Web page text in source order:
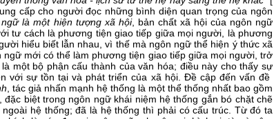
cấp cho người đọc những bình diện quan trọng của ngôn
là một hiện tượng xã hội, bản chất xã hội của ngôn ngữ
tư cách là phương tiện giao tiếp giữa mọi người, là phương
hiểu biết lẫn nhau, vì thế mà ngôn ngữ thể hiện ý thức xã
mới có thể làm phương tiện giao tiếp giữa mọi người, trở
một bộ phận cấu thành của văn hóa; điều này cho thấy sự
với sự tồn tại và phát triển của xã hội. Đề cập đến vấn đề
, tác giả nhấn mạnh hệ thống là một thể thống nhất bao gồm
biệt trong ngôn ngữ khái niệm hệ thống gắn bó chặt chẽ
hệ thống; đã là hệ thống thì phải có cấu trúc. Từ đó ta